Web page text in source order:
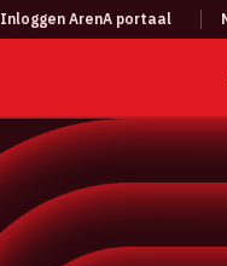
Inloggen ArenA portaal